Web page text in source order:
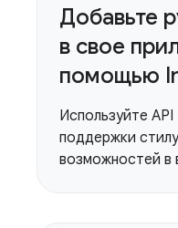
Добавьте
в свое
помощью
Используйте
поддержки
возможностей в